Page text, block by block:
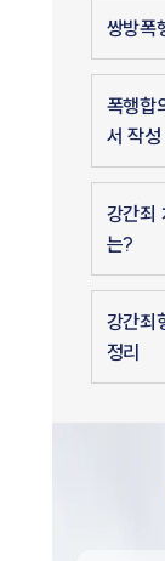
쌍방폭
폭행합
서 작
강간죄
는?
강간죄
정리